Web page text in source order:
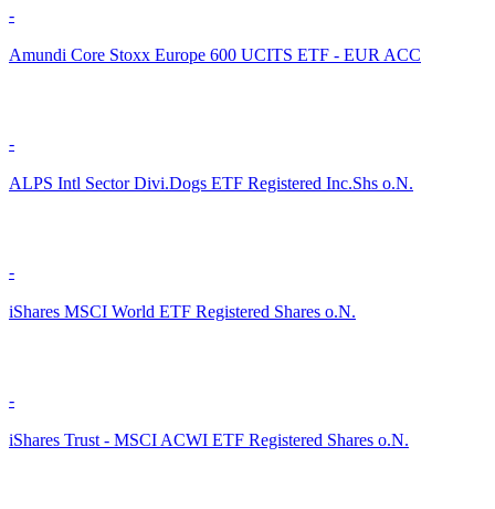
-
Amundi Core Stoxx Europe 600 UCITS ETF - EUR ACC
-
ALPS Intl Sector Divi.Dogs ETF Registered Inc.Shs o.N.
-
iShares MSCI World ETF Registered Shares o.N.
-
iShares Trust - MSCI ACWI ETF Registered Shares o.N.